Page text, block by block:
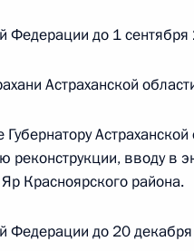
2024 года
данных по
Президента
Федерации до 1 сентября
Астраханской
Астраханской
вводу в
Красноярского района.
Федерации до 20